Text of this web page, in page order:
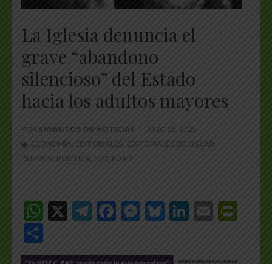
La Iglesia denuncia el
grave “abandono
silencioso” del Estado
hacia los adultos mayores
POR 5MINUTOS DE NOTICIAS
JULIO 25, 2025
ECONOMÍA
EDITORIALES EDITORIALES DE OSCAR
DUFOUR
POLÍTICA SOCIEDAD
WhatsApp
X Telegram
Facebook
Messenger
Bluesky
LinkedIn
Email